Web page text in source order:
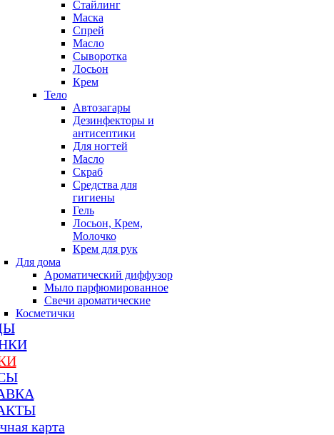
Стайлинг
Маска
Спрей
Масло
Сыворотка
Лосьон
Крем
Тело
Автозагары
Дезинфекторы и
антисептики
Для ногтей
Масло
Скраб
Средства для
гигиены
Гель
Лосьон, Крем,
Молочко
Крем для рук
Для дома
Ароматический диффузор
Мыло парфюмированное
Свечи ароматические
Косметички
карта